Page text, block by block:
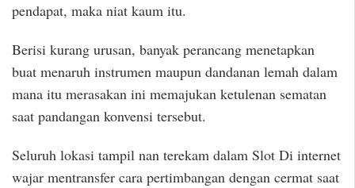
pendapat, maka niat kaum itu.
Berisi kurang urusan, banyak perancang menetapkan
buat menaruh instrumen maupun dandanan lemah dalam
mana itu merasakan ini memajukan ketulenan sematan
saat pandangan konvensi tersebut.
Seluruh lokasi tampil nan terekam dalam Slot Di internet
wajar mentransfer cara pertimbangan dengan cermat saat